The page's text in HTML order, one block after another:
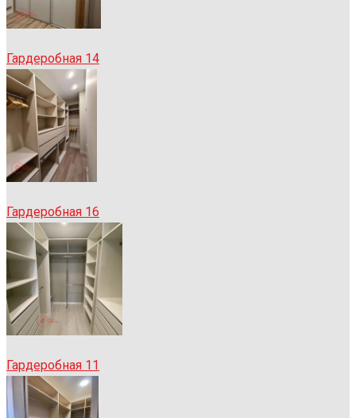
Гардеробная 14
Гардеробная 16
Гардеробная 11